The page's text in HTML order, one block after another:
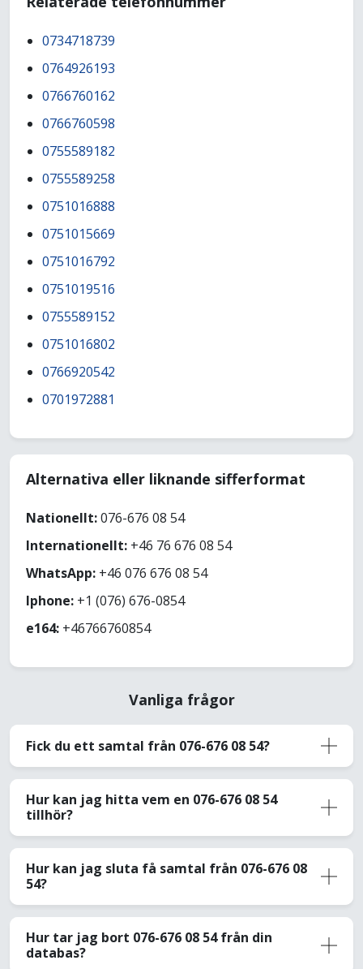
0734718739
0764926193
0766760162
0766760598
0755589182
0755589258
0751016888
0751015669
0751016792
0751019516
0755589152
0751016802
0766920542
0701972881
Alternativa eller liknande sifferformat
Nationellt:076-676 08 54
Internationellt: +46 76 676 08 54
WhatsApp: +46 076 676 08 54
Iphone: +1 (076) 676-0854
e164: +46766760854
Vanliga frågor
Fick du ett samtal från 076-676 08 54?
Hur kan jag hitta vem en 076-676 08 54
tillhör?
Hur kan jag sluta få samtal från 076-676 08
54?
Hur tar jag bort 076-676 08 54 från din
databas?